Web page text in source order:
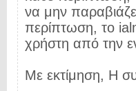
να μην
περίπτωση, το
χρήστη από την
Με εκτίμηση, Η